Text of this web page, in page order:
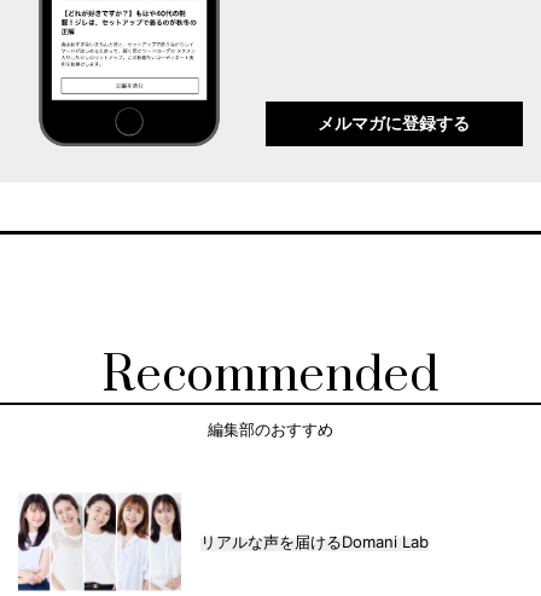
メルマガに登録する
Recommended
編集部のおすすめ
リアルな声を届けるDomani Lab